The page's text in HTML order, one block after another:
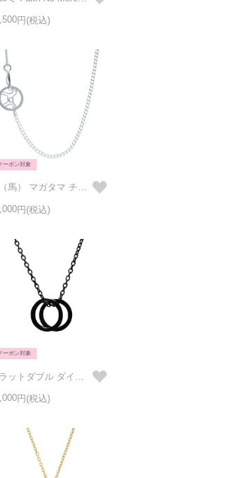
ーポン対象
午（馬） マガタマ チェーンネックレス - The Zodiac sign for 2026
ーポン対象